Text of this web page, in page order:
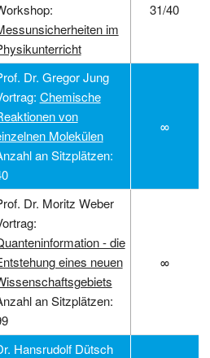
im
31/40
Dr. Gregor Jung
Chemische
von
Molekülen
an Sitzplätzen:
∞
Dr. Moritz Weber
- die
eines neuen
an Sitzplätzen:
∞
Hansrudolf Dütsch